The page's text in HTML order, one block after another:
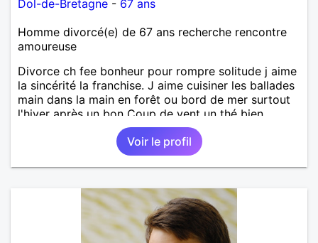
Dol-de-Bretagne - 67 ans
Homme divorcé(e) de 67 ans recherche rencontre
amoureuse
Divorce ch fee bonheur pour rompre solitude j aime
la sincérité la franchise. J aime cuisiner les ballades
main dans la main en forêt ou bord de mer surtout
l'hiver après un bon Coup de vent un thé bien
chaud.pour le reste a découvrir
Voir le profil